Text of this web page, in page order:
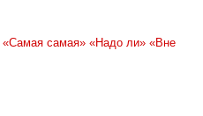
«Самая самая» «Надо ли» «Вне